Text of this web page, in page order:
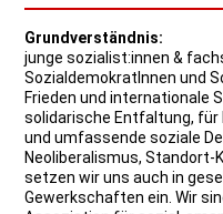
Grundverständnis:
junge sozialist:innen &
SozialdemokratInnen und
Frieden und internationale
solidarische Entfaltung,
und umfassende soziale
Neoliberalismus, Standort-
setzen wir uns auch in
Gewerkschaften ein. Wir